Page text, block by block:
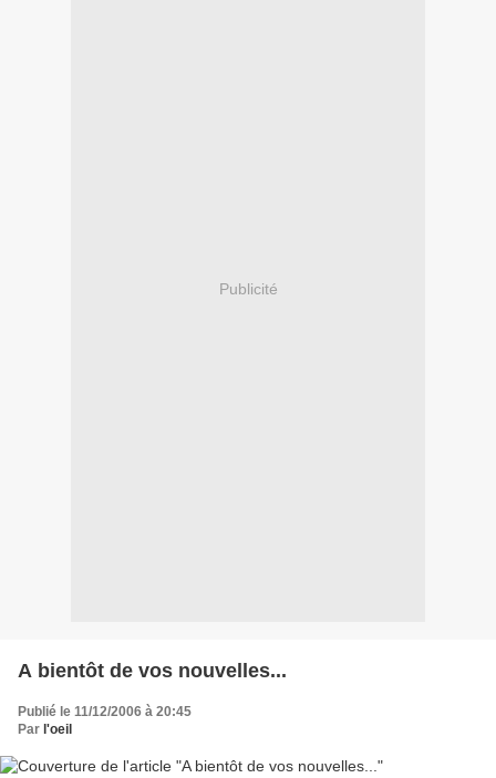
Publicité
A bientôt de vos nouvelles...
Publié le 11/12/2006 à 20:45
Par l'oeil